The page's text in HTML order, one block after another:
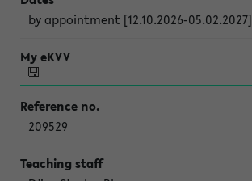
by appointment [12.10.2026-05.02.2027]
209529